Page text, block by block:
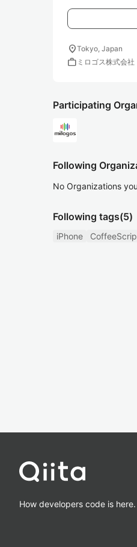
location_onTokyo, Japan
work ミロゴス株式会社
Participating
Following
No Organizations
Following tags(5)
iPhone
How developers code is here.